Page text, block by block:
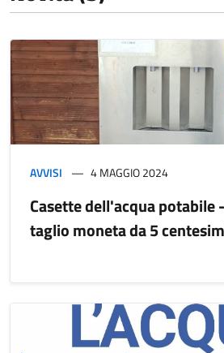
AVVISI 4 MAGGIO 2024
Casette dell'acqua potabile
taglio moneta da 5